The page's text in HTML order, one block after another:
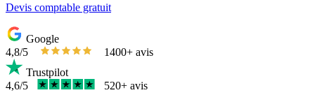
Devis comptable gratuit
Google
4,8/5
1400+ avis
Trustpilot
4,6/5
520+ avis